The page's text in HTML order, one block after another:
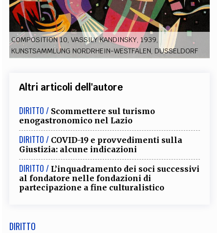
EXTRA
CODICI RUBRICHE LIBRI PROCEEDINGS PUBBLICITÀ CONTATTI
SOCIAL MEDIA
COMPOSITION 10, VASSILY KANDINSKY, 1939,
KUNSTSAMMLUNG NORDRHEIN-WESTFALEN, DUSSELDORF
Altri articoli dell'autore
DIRITTO / Scommettere sul turismo
enogastronomico nel Lazio
DIRITTO / COVID-19 e provvedimenti sulla
Giustizia: alcune indicazioni
DIRITTO / L’inquadramento dei soci successivi
al fondatore nelle fondazioni di
partecipazione a fine culturalistico
DIRITTO